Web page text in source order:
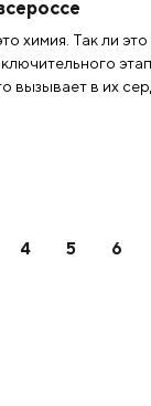
химия. Так ли
вызывает в их
4 5 6